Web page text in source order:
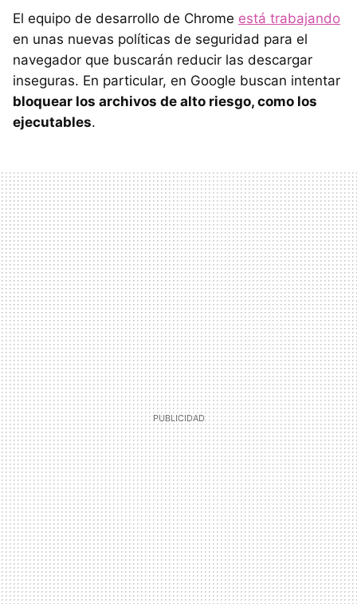
El equipo de desarrollo de Chrome está trabajando
en unas nuevas políticas de seguridad para el
navegador que buscarán reducir las descargar
inseguras. En particular, en Google buscan intentar
bloquear los archivos de alto riesgo, como los
ejecutables.